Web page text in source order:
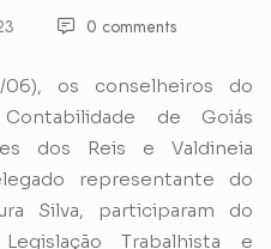
0 comments
06), os conselheiros do
de Goiás
dos Reis e Valdineia
representante do
Silva, participaram do
Trabalhista e